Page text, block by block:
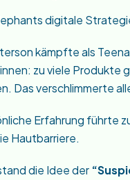
digitale
kämpfte als
zu viele Produkte
Das verschlimmerte
Erfahrung führte
Hautbarriere.
die Idee der